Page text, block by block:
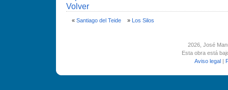
Volver
« Santiago del Teide» Los Silos
2026, José
Esta obra está
Aviso legal |